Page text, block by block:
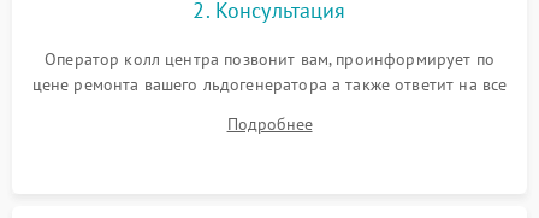
2. Консультация
Оператор колл центра позвонит вам, проинформирует по
цене ремонта вашего льдогенератора а также ответит на все
Подробнее